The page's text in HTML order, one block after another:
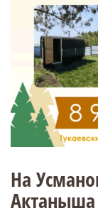
На
Актаныша